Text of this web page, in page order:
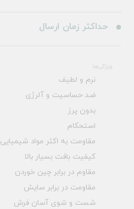
حداکثر زمان ارسال
ویژگی‌ها:
نرم و لطیف
ضد حساسیت و آلرژی
بدون پرز
استحکام
مقاومت به اکثر مواد شیمیایی
کیفیت بافت بسیار بالا
مقاوم در برابر چین خوردن
مقاومت در برابر سایش
شست و شوی آسان فرش